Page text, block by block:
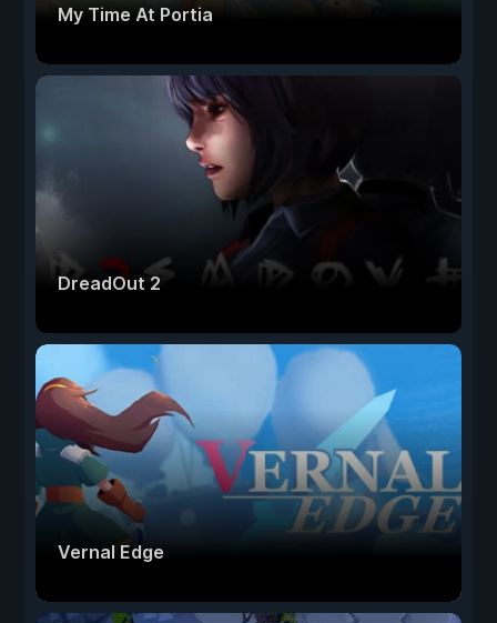
My Time At Portia
DreadOut 2
Vernal Edge